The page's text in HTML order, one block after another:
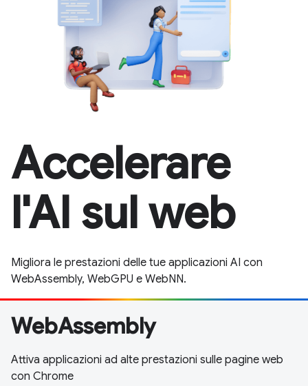
Accelerare
l'AI sul web
Migliora le prestazioni delle tue applicazioni AI con
WebAssembly, WebGPU e WebNN.
WebAssembly
Attiva applicazioni ad alte prestazioni sulle pagine web
con Chrome